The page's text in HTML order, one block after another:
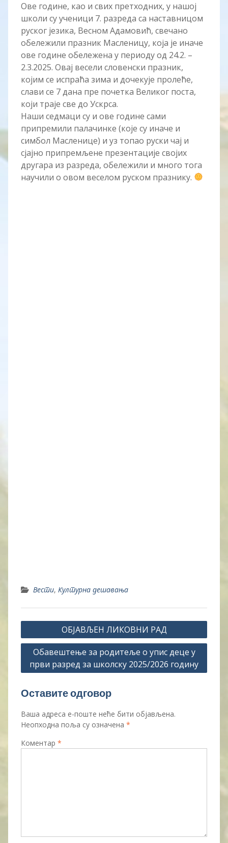
Ове године, као и свих претходних, у нашој
школи су ученици 7. разреда са наставницом
руског језика, Весном Адамовић, свечано
обележили празник Масленицу, која је иначе
ове године обележена у периоду од 24.2. –
2.3.2025. Овај весели словенски празник,
којим се испраћа зима и дочекује пролеће,
слави се 7 дана пре почетка Великог поста,
који траје све до Ускрса.
Наши седмаци су и ове године сами
припремили палачинке (које су иначе и
симбол Масленице) и уз топао руски чај и
сјајно припремљене презентације својих
другара из разреда, обележили и много тога
научили о овом веселом руском празнику.
Вести, Културна дешавања
Кретање
чланка
ОБЈАВЉЕН ЛИКОВНИ РАД
Обавештење за родитеље о упис деце у
први разред за школску 2025/2026 годину
Оставите одговор
Ваша адреса е-поште неће бити објављена.
Неопходна поља су означена *
Коментар *